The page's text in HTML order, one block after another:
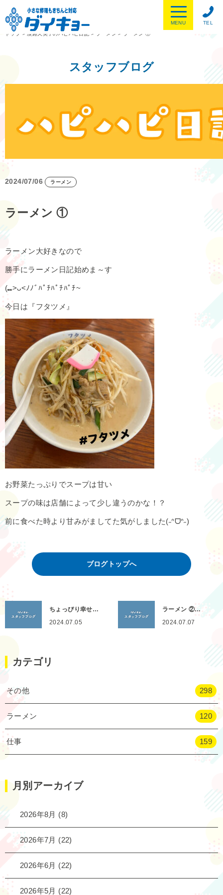
TEL
MENU
トップ
> 淡路久美子のハピハピ日記 > ラーメン > ラーメン ①
スタッフブログ
2024/07/06 ラーメン
ラーメン ①
ラーメン大好きなので
勝手にラーメン日記始めま～す
(⑉>ᴗ<ﾉﾉﾞﾊﾟﾁﾊﾟﾁﾊﾟﾁ~
今日は『フタツメ』
お野菜たっぷりでスープは甘い
スープの味は店舗によって少し違うのかな！？
前に食べた時より甘みがましてた気がしました(˶ᐢᗜᐢ˶)
ブログトップへ
ちょっぴり幸せ…
2024.07.05
ラーメン ②…
2024.07.07
カテゴリ
その他 298
ラーメン 120
仕事 159
月別アーカイブ
2026年8月 (8)
2026年7月 (22)
2026年6月 (22)
2026年5月 (22)